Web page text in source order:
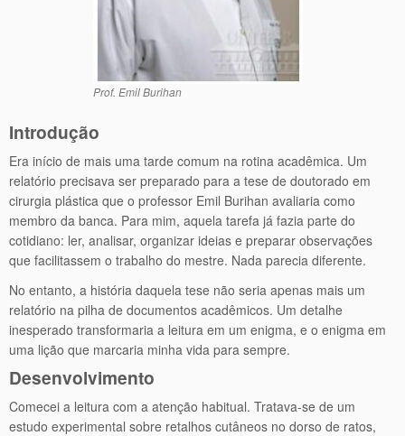
Prof. Emil Burihan
Introdução
Era início de mais uma tarde comum na rotina acadêmica. Um
relatório precisava ser preparado para a tese de doutorado em
cirurgia plástica que o professor Emil Burihan avaliaria como
membro da banca. Para mim, aquela tarefa já fazia parte do
cotidiano: ler, analisar, organizar ideias e preparar observações
que facilitassem o trabalho do mestre. Nada parecia diferente.
No entanto, a história daquela tese não seria apenas mais um
relatório na pilha de documentos acadêmicos. Um detalhe
inesperado transformaria a leitura em um enigma, e o enigma em
uma lição que marcaria minha vida para sempre.
Desenvolvimento
Comecei a leitura com a atenção habitual. Tratava-se de um
estudo experimental sobre retalhos cutâneos no dorso de ratos,